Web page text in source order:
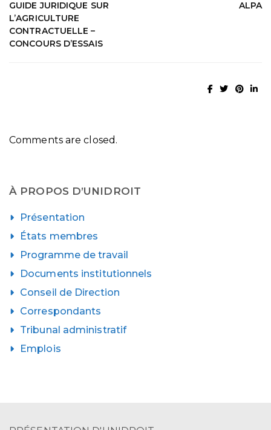
GUIDE JURIDIQUE SUR
L’AGRICULTURE
CONTRACTUELLE –
CONCOURS D’ESSAIS
ALPA
Comments are closed.
À PROPOS D’UNIDROIT
Présentation
États membres
Programme de travail
Documents institutionnels
Conseil de Direction
Correspondants
Tribunal administratif
Emplois